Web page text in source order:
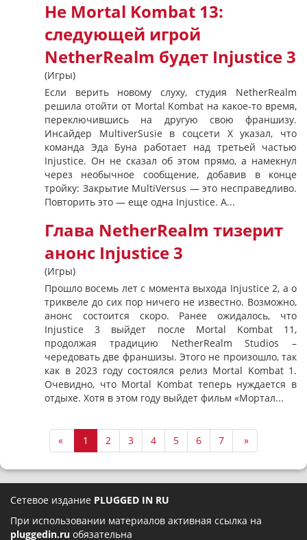
Не Mortal Kombat 13:
следующей игрой
NetherRealm будет Injustice 3
(Игры)
Если верить новому слуху, студия NetherRealm
решила отойти от Mortal Kombat на какое-то время,
переключившись на другую свою франшизу.
Инсайдер MultiverSusie в соцсети X указал, что
команда Эда Буна работает над третьей частью
Injustice. Он не сказал об этом прямо, а намекнул
через необычное сообщение, добавив в конце
тройку: Закрытие MultiVersus — это несправедливо.
Повторить это — еще одна Injustice. А...
Глава NetherRealm тизерит
анонс Injustice 3
(Игры)
Прошло восемь лет с момента выхода Injustice 2, а о
триквеле до сих пор ничего не известно. Возможно,
анонс состоится скоро. Ранее ожидалось, что
Injustice 3 выйдет после Mortal Kombat 11,
продолжая традицию NetherRealm Studios –
чередовать две франшизы. Этого не произошло, так
как в 2023 году состоялся релиз Mortal Kombat 1.
Очевидно, что Mortal Kombat теперь нуждается в
отдыхе. Хотя в этом году выйдет фильм «Мортал...
« 1 2 3 4 5 6 7 »
Сетевое издание PLUGGED IN RU
При использовании материалов активная ссылка на
pluggedin.ru обязательна